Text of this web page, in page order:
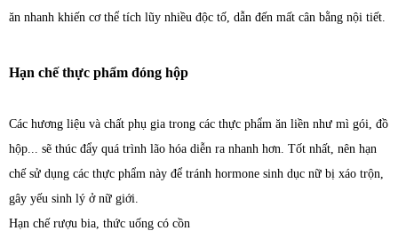
ăn nhanh khiến cơ thể tích lũy nhiều độc tố, dẫn đến mất cân bằng nội tiết.
Hạn chế thực phẩm đóng hộp
Các hương liệu và chất phụ gia trong các thực phẩm ăn liền như mì gói, đồ
hộp... sẽ thúc đẩy quá trình lão hóa diễn ra nhanh hơn. Tốt nhất, nên hạn
chế sử dụng các thực phẩm này để tránh hormone sinh dục nữ bị xáo trộn,
gây yếu sinh lý ở nữ giới.
Hạn chế rượu bia, thức uống có cồn